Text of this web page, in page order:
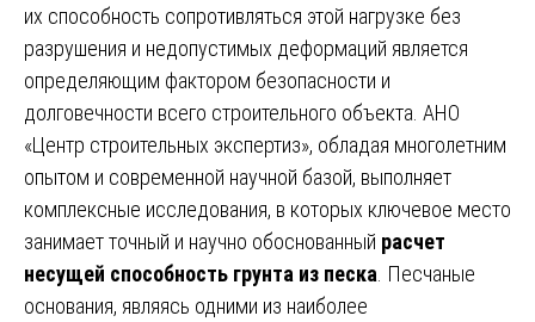
их способность сопротивляться этой нагрузке без
разрушения и недопустимых деформаций является
определяющим фактором безопасности и
долговечности всего строительного объекта. АНО
«Центр строительных экспертиз», обладая многолетним
опытом и современной научной базой, выполняет
комплексные исследования, в которых ключевое место
занимает точный и научно обоснованный расчет
несущей способность грунта из песка . Песчаные
основания, являясь одними из наиболее